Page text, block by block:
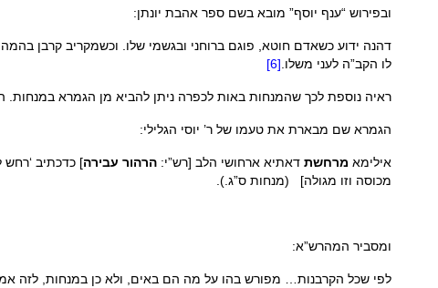
ובפירוש “ענף יוסף” מובא בשם ספר אהבת יונתן:
דהנה ידוע כשאדם חוטא, פוגם ברוחני ובגשמי שלו. וכשמקריב קרבן
לו הקב”ה לעני משלו. [6]
ראיה נוספת לכך שהמנחות באות לכפרה ניתן להביא מן הגמרא
הגמרא שם מבארת את טעמו של ר’ יוסי הגלילי:
אילימא מרחשת דאתיא ארחושי הלב [רש”י: הרהור עבירה] כדכתיב ‘רחש
מכוסה וזו מגולה] (מנחות ס”ג.).
ומסביר המהרש”א:
לפי שכל הקרבנות… מפורש בהו על מה הם באים, ולא כן במנחות, לזה